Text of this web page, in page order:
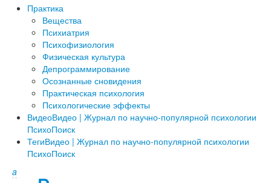
Практика
Вещества
Психиатрия
Психофизиология
Физическая культура
Депрограммирование
Осознанные сновидения
Практическая психология
Психологические эффекты
ВидеоВидео | Журнал по научно-популярной психологии
ПсихоПоиск
ТегиВидео | Журнал по научно-популярной психологии
ПсихоПоиск
a